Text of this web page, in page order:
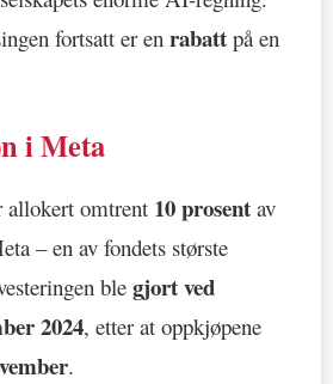
fortsatt er en rabatt på en
i Meta
allokert omtrent 10 prosent av
– en av fondets største
ble gjort ved
2024, etter at oppkjøpene
.